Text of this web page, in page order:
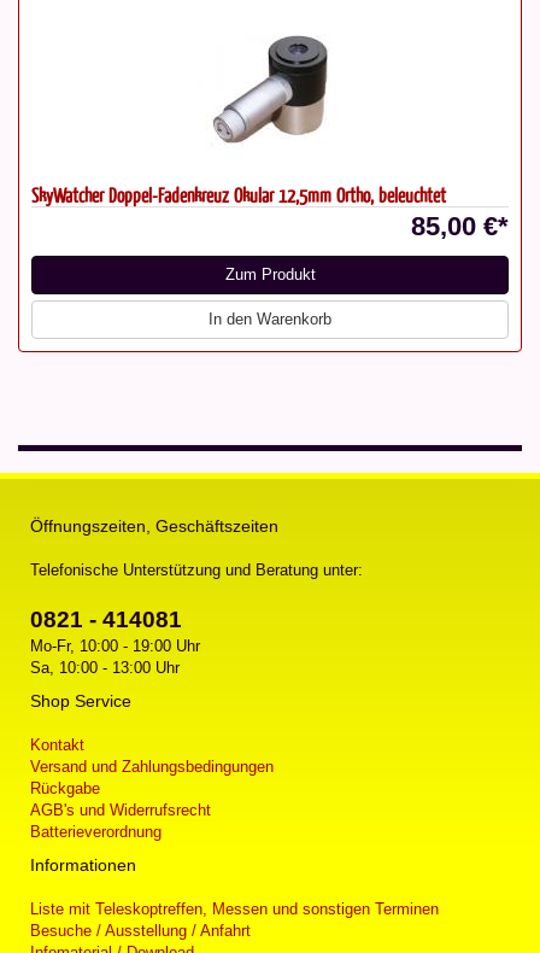
SkyWatcher Doppel-Fadenkreuz Okular 12,5mm Ortho, beleuchtet
85,00 €*
Zum Produkt
In den Warenkorb
Öffnungszeiten, Geschäftszeiten
Telefonische Unterstützung und Beratung unter:
0821 - 414081
Mo-Fr, 10:00 - 19:00 Uhr
Sa, 10:00 - 13:00 Uhr
Shop Service
Kontakt
Versand und Zahlungsbedingungen
Rückgabe
AGB's und Widerrufsrecht
Batterieverordnung
Informationen
Liste mit Teleskoptreffen, Messen und sonstigen Terminen
Besuche / Ausstellung / Anfahrt